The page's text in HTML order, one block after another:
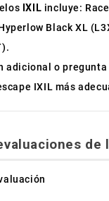
IXIL incluye:
Black XL
adicional o
IXIL más
de